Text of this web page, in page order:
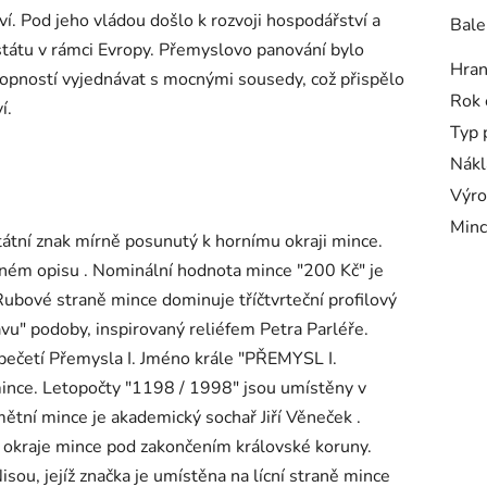
Pod jeho vládou došlo k rozvoji hospodářství a
v rámci Evropy. Přemyslovo panování bylo
vyjednávat s mocnými sousedy, což přispělo
znak mírně posunutý k hornímu okraji mince.
opisu . Nominální hodnota mince "200 Kč" je
straně mince dominuje tříčtvrteční profilový
podoby, inspirovaný reliéfem Petra Parléře.
Přemysla I. Jméno krále "PŘEMYSL I.
Letopočty "1198 / 1998" jsou umístěny v
mince je akademický sochař Jiří Věneček .
mince pod zakončením královské koruny.
jejíž značka je umístěna na lícní straně mince
Rok
Typ